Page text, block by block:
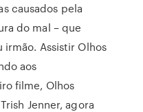
causados pela
do mal – que
irmão. Assistir Olhos
aos
filme, Olhos
Jenner, agora